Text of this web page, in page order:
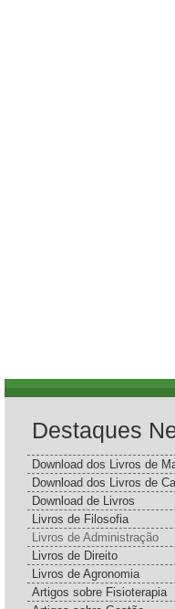
Destaques
Download dos Livros de
Download dos Livros de
Download de Livros
Livros de Filosofia
Livros de Administração
Livros de Direito
Livros de Agronomia
Artigos sobre Fisioterapia